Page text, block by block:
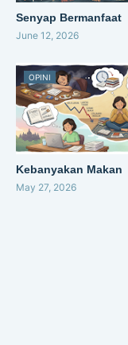
Senyap Bermanfaat
June 12, 2026
OPINI
Kebanyakan Makan
May 27, 2026